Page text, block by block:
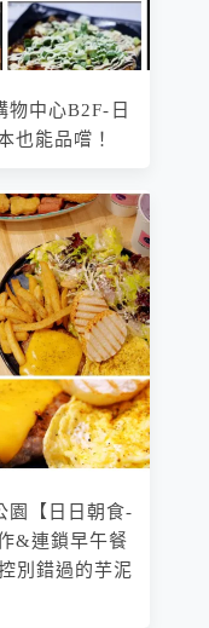
物中心B2F-日
也能品嚐！
園【日日朝食-
&連鎖早午餐
別錯過的芋泥